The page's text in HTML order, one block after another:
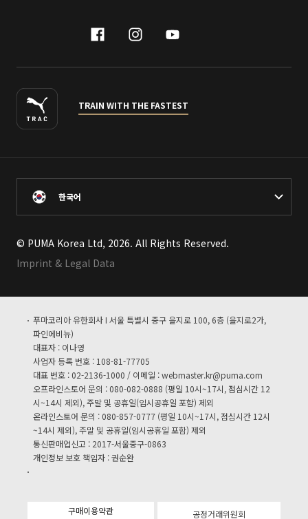
facebook
instagram
youtube
TRAIN WITH THE FASTEST
한국어
© PUMA Korea Ltd, 2026. All Rights Reserved.
Imprint & Legal Data
푸마코리아 유한회사 I 서울 특별시 중구 을지로 100, 6층 (을지로2가,
파인에비뉴)
대표자 : 이나영
사업자 등록 번호 : 108-81-77705
대표 번호 : 02-2136-1000 / 이메일 :webmaster.kr@puma.com
오프라인스토어 문의 : 080-082-0888 (평일 10시~17시, 점심시간 12
시~14시 제외), 주말 및 공휴일(임시공휴일 포함) 제외
온라인스토어 문의 : 080-857-0777 (평일 10시~17시, 점심시간 12시
~14시 제외), 주말 및 공휴일(임시공휴일 포함) 제외
통신판매업신고 : 2017-서울중구-0863
개인정보 보호 책임자 : 권순완
구매이용약관 공정거래위원회